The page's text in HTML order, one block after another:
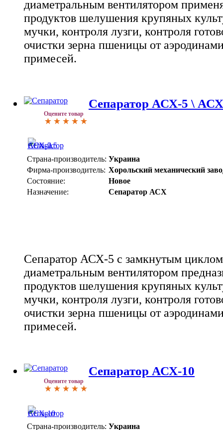
диаметральным вентилятором
продуктов шелушения крупяных
мучки, контроля лузги, контроля
очистки зерна пшеницы от
примесей.
Оцените товар
Сепаратор АСХ-5 \
Страна-производитель: Украина
Фирма-производитель: Хорольский механический
Состояние:
Новое
Назначение:
Сепаратор АСХ
Сепаратор АСХ-5 с замкнутым циклом
диаметральным вентилятором
продуктов шелушения крупяных
мучки, контроля лузги, контроля
очистки зерна пшеницы от
примесей.
Оцените товар
Сепаратор АСХ-10
Страна-производитель: Украина